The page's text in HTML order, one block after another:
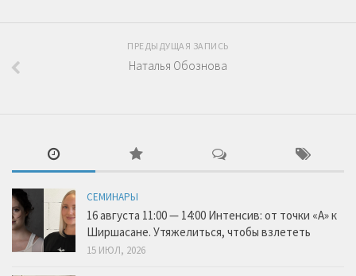
ПРЕДЫДУЩАЯ ЗАПИСЬ
Наталья Обознова
СЕМИНАРЫ
16 августа 11:00 — 14:00 Интенсив: от точки «А» к
Ширшасане. Утяжелиться, чтобы взлететь
15 ИЮЛ, 2026